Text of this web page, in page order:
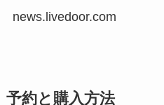
news.livedoor.com
予約と購入方法